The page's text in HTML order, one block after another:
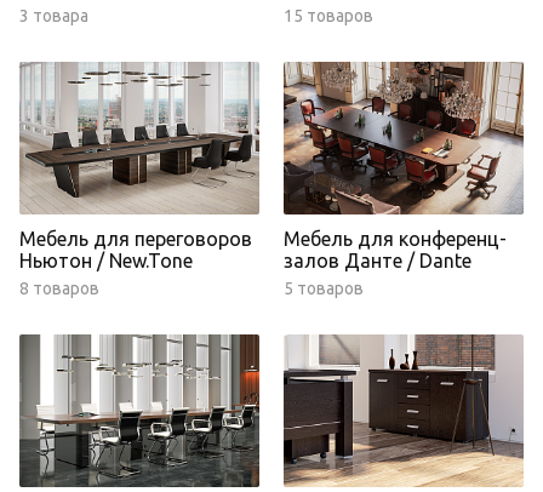
3 товара 15 товаров
Мебель для переговоров
Ньютон / New.Tone
8 товаров
Мебель для конференц-
залов Данте / Dante
5 товаров